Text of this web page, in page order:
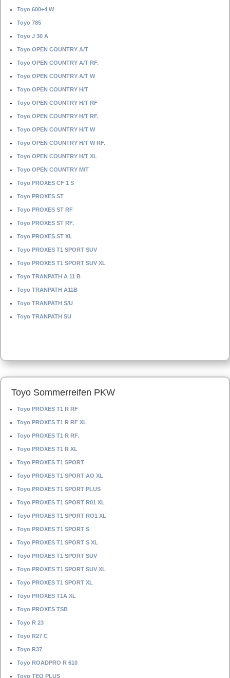
Toyo 600+4 W
Toyo 785
Toyo J 30 A
Toyo OPEN COUNTRY A/T
Toyo OPEN COUNTRY A/T RF.
Toyo OPEN COUNTRY A/T W
Toyo OPEN COUNTRY H/T
Toyo OPEN COUNTRY H/T RF
Toyo OPEN COUNTRY H/T RF.
Toyo OPEN COUNTRY H/T W
Toyo OPEN COUNTRY H/T W RF.
Toyo OPEN COUNTRY H/T XL
Toyo OPEN COUNTRY M/T
Toyo PROXES CF 1 S
Toyo PROXES ST
Toyo PROXES ST RF
Toyo PROXES ST RF.
Toyo PROXES ST XL
Toyo PROXES T1 SPORT SUV
Toyo PROXES T1 SPORT SUV XL
Toyo TRANPATH A 11 B
Toyo TRANPATH A11B
Toyo TRANPATH S/U
Toyo TRANPATH SU
Toyo Sommerreifen PKW
Toyo PROXES T1 R RF
Toyo PROXES T1 R RF XL
Toyo PROXES T1 R RF.
Toyo PROXES T1 R XL
Toyo PROXES T1 SPORT
Toyo PROXES T1 SPORT AO XL
Toyo PROXES T1 SPORT PLUS
Toyo PROXES T1 SPORT R01 XL
Toyo PROXES T1 SPORT RO1 XL
Toyo PROXES T1 SPORT S
Toyo PROXES T1 SPORT S XL
Toyo PROXES T1 SPORT SUV
Toyo PROXES T1 SPORT SUV XL
Toyo PROXES T1 SPORT XL
Toyo PROXES T1A XL
Toyo PROXES TSB
Toyo R 23
Toyo R27 C
Toyo R37
Toyo ROADPRO R 610
Toyo TEO PLUS